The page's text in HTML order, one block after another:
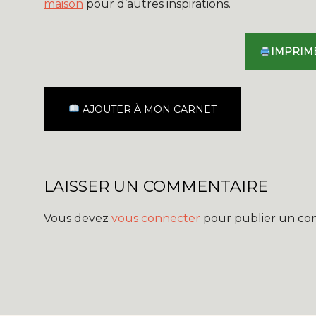
maison pour d’autres inspirations.
AJOUTER À MON CARNET
LAISSER UN COMMENTAIRE
Vous devez vous connecter pour publier un